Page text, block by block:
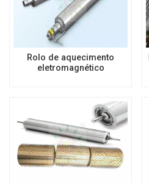
Rolo de aquecimento
eletromagnético